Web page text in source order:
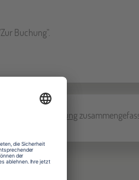
Buchung".
rund um die Buchung